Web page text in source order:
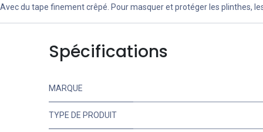
Avec du tape finement crêpé. Pour masquer et protéger les plinthes,
Spécifications
MARQUE
TYPE DE PRODUIT